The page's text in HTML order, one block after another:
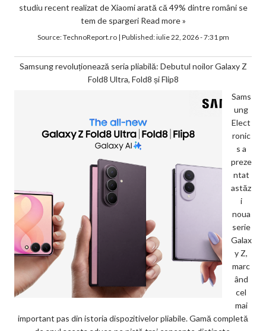
studiu recent realizat de Xiaomi arată că 49% dintre români se
tem de spargeri Read more »
Source:TechnoReport.ro| Published:iulie 22, 2026 - 7:31 pm
Samsung revoluționează seria pliabilă: Debutul noilor Galaxy Z
Fold8 Ultra, Fold8 și Flip8
Sams
ung
Elect
ronic
s a
preze
ntat
astăz
i
noua
serie
Galax
y Z,
marc
ând
cel
mai
important pas din istoria dispozitivelor pliabile. Gamă completă